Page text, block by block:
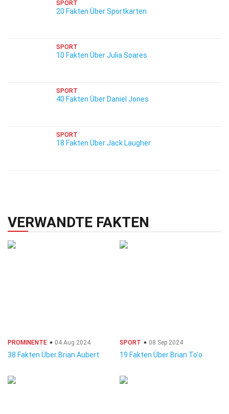
SPORT
20 Fakten Über Sportkarten
SPORT
10 Fakten Über Julia Soares
SPORT
40 Fakten Über Daniel Jones
SPORT
18 Fakten Über Jack Laugher
VERWANDTE FAKTEN
PROMINENTE 04 Aug 2024
38 Fakten Über Brian Aubert
SPORT 08 Sep 2024
19 Fakten Über Brian To'o